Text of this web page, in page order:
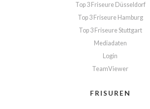
Top 3 Friseure Düsseldorf
Top 3 Friseure Hamburg
Top 3 Friseure Stuttgart
Mediadaten
Login
TeamViewer
FRISUREN